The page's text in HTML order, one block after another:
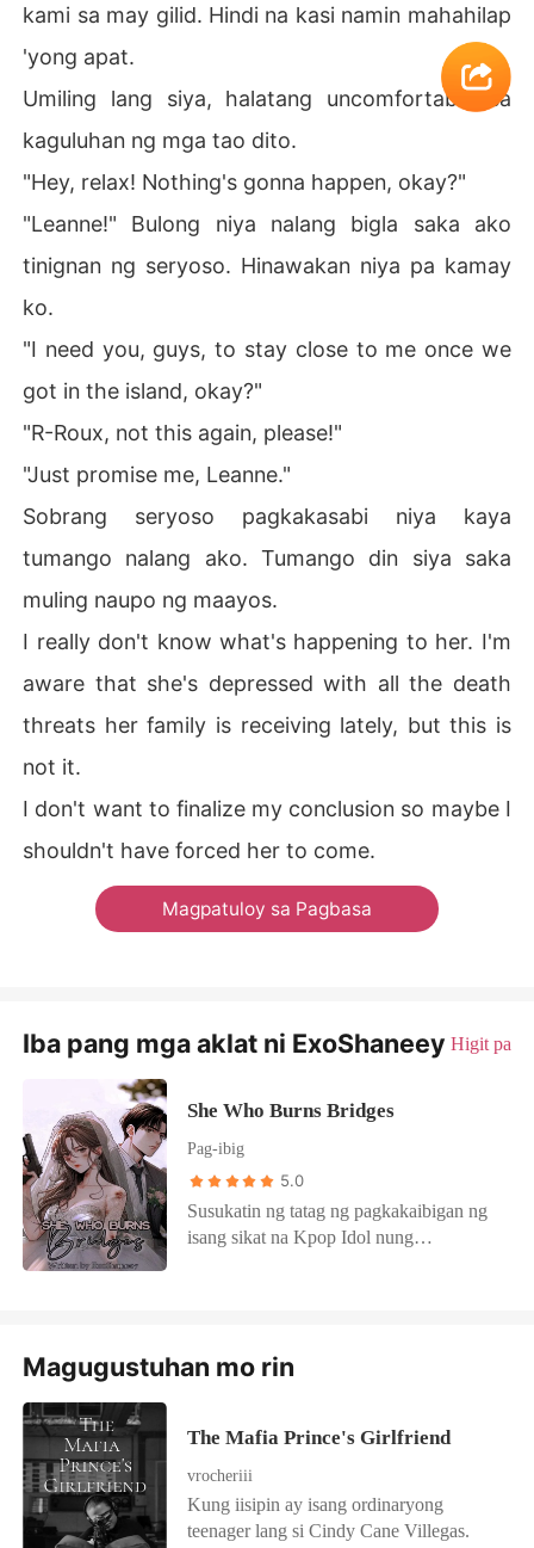
kami sa may gilid. Hindi na kasi namin mahahilap
'yong apat.
Umiling lang siya, halatang uncomfortable sa
kaguluhan ng mga tao dito.
"Hey, relax! Nothing's gonna happen, okay?"
"Leanne!" Bulong niya nalang bigla saka ako
tinignan ng seryoso. Hinawakan niya pa kamay
ko.
"I need you, guys, to stay close to me once we
got in the island, okay?"
"R-Roux, not this again, please!"
"Just promise me, Leanne."
Sobrang seryoso pagkakasabi niya kaya
tumango nalang ako. Tumango din siya saka
muling naupo ng maayos.
I really don't know what's happening to her. I'm
aware that she's depressed with all the death
threats her family is receiving lately, but this is
not it.
I don't want to finalize my conclusion so maybe I
shouldn't have forced her to come.
Magpatuloy sa Pagbasa
Iba pang mga aklat ni ExoShaneey Higit pa
She Who Burns Bridges
Pag-ibig
5.0
Susukatin ng tatag ng pagkakaibigan ng
isang sikat na Kpop Idol nung
kilala bilang Hera, ang pinsan ng leader
ring heiress ng isang kilalang clan.
Maayos pa sana ang lahat hanggang
madiskubre ng grupo ang pinakaiingat-
ingatang sikreto ni Hera.
Magugustuhan mo rin
The Mafia Prince's Girlfriend
vrocheriii
Kung iisipin ay isang ordinaryong
teenager lang si Cindy Cane Villegas.